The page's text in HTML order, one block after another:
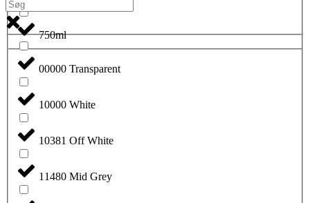
750ml
00000 Transparent
10000 White
10381 Off White
11480 Mid Grey